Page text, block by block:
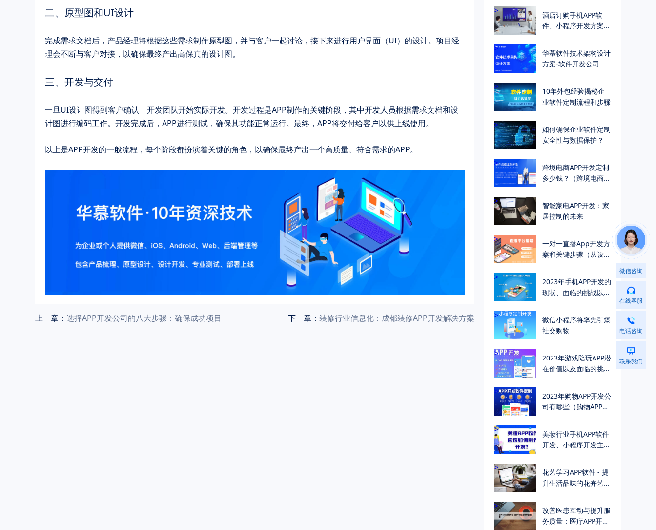
二、原型图和UI设计
完成需求文档后，产品经理将根据这些需求制作原型图，并与客户一起讨论，接下来进行用户界面（UI）的设计。项目经
理会不断与客户对接，以确保最终产出高保真的设计图。
三、开发与交付
一旦UI设计图得到客户确认，开发团队开始实际开发。开发过程是APP制作的关键阶段，其中开发人员根据需求文档和设
计图进行编码工作。开发完成后，APP进行测试，确保其功能正常运行。最终，APP将交付给客户以供上线使用。
以上是APP开发的一般流程，每个阶段都扮演着关键的角色，以确保最终产出一个高质量、符合需求的APP。
上一章： 选择APP开发公司的八大步骤：确保成功项目 下一章： 装修行业信息化：成都装修APP开发解决方案
>
酒店订购手机APP软
件、小程序开发方案
>
华慕软件技术架构设计
方案-软件开发公司
>
10年外包经验揭秘企
业软件定制流程和步骤
>
如何确保企业软件定制
安全性与数据保护？
>
跨境电商APP开发定制
多少钱？（跨境电商
>
智能家电APP开发：家
居控制的未来
>
一对一直播App开发方
案和关键步骤（从设计
>
2023年手机APP开发的
现状、面临的挑战以及
>
微信小程序将率先引爆
社交购物
>
2023年游戏陪玩APP潜
在价值以及面临的挑战
>
2023年购物APP开发公
司有哪些（购物APP开
>
美妆行业手机APP软件
开发、小程序开发主要
>
花艺学习APP软件 - 提
升生活品味的花卉艺术
>
改善医患互动与提升服
务质量：医疗APP开发
微信咨询
在线客服
电话咨询
联系我们